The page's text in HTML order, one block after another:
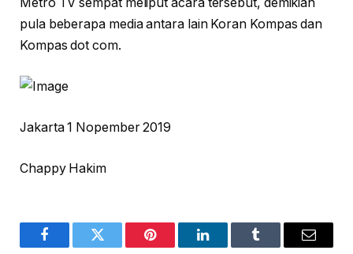
pula beberapa media antara lain Koran Kompas dan
Kompas dot com.
Jakarta 1 Nopember 2019
Chappy Hakim
FacebookTwitter Pinterest LinkedInTumblr Email